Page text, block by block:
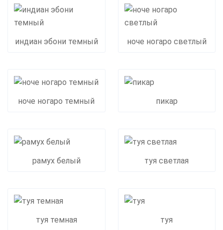
индиан эбони темный ноче ногаро светлый
ноче ногаро темный пикар
рамух белый туя светлая
туя темная туя